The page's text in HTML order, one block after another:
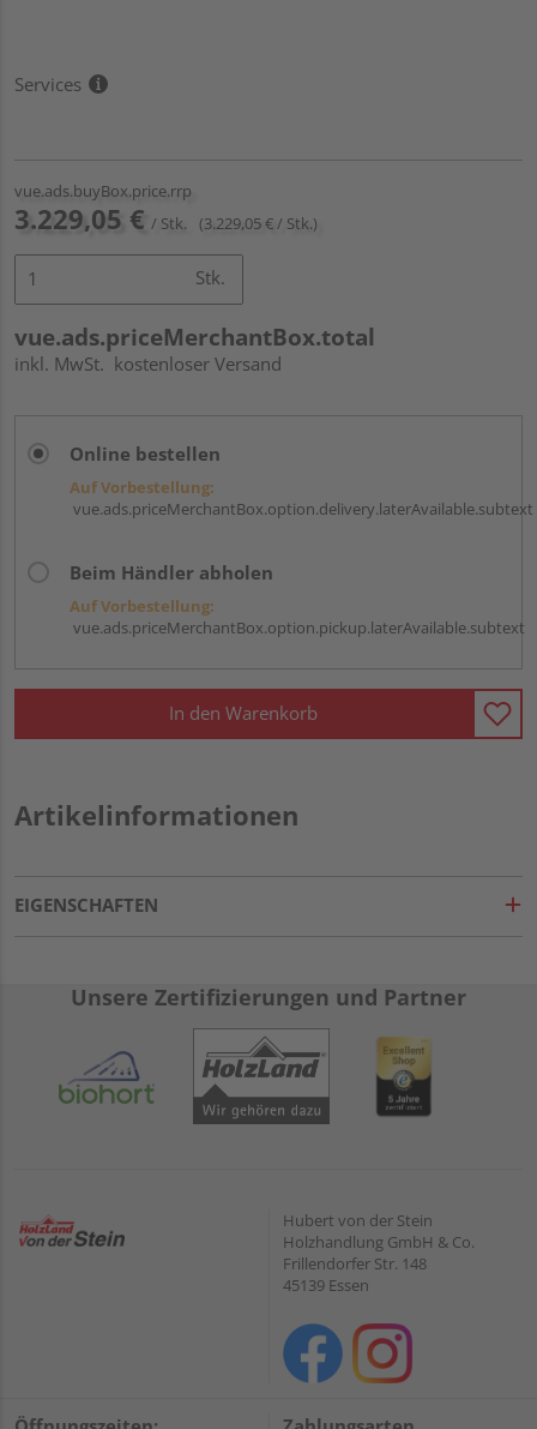
Services
vue.ads.buyBox.price.rrp
3.229,05 € / Stk. (3.229,05 € / Stk.)
Stk.
vue.ads.priceMerchantBox.total
inkl. MwSt. kostenloser Versand
Online bestellen
Auf Vorbestellung:
vue.ads.priceMerchantBox.option.delivery.laterAvailable.subtext
Beim Händler abholen
Auf Vorbestellung:
vue.ads.priceMerchantBox.option.pickup.laterAvailable.subtext
In den Warenkorb
Artikelinformationen
EIGENSCHAFTEN
Unsere Zertifizierungen und Partner
Hubert von der Stein
Holzhandlung GmbH & Co.
Frillendorfer Str. 148
45139 Essen